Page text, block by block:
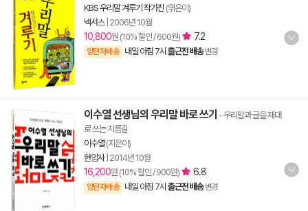
KBS 우리말 겨루기 작가진 (엮은이)
넥서스| 2006년 10월
10,800원 (10% 할인 / 600원) 7.2
양탄자배송 내일 아침 7시 출근전 배송 변경
이수열 선생님의 우리말 바로 쓰기 - 우리말과 글을 제대
로 쓰는 지름길
이수열(지은이)
현암사| 2014년 10월
16,200원 (10% 할인 / 900원) 6.8
양탄자배송 내일 아침 7시 출근전 배송 변경